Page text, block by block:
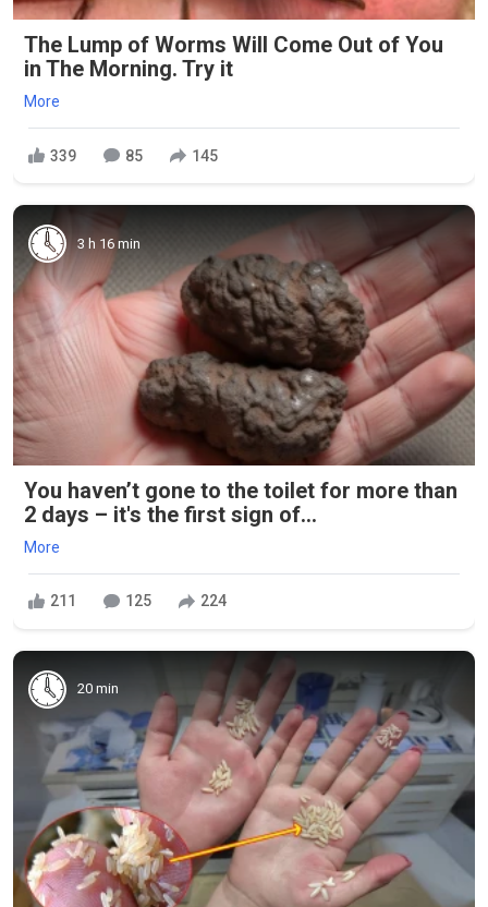
The Lump of Worms Will Come Out of You
in The Morning. Try it
More
339 85 145
3 h 16 min
You haven’t gone to the toilet for more than
2 days – it's the first sign of...
More
211 125 224
20 min